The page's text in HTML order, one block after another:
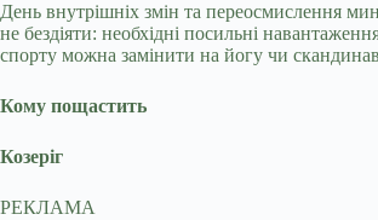
День внутрішніх змін та переосмислення
не бездіяти: необхідні посильні
спорту можна замінити на йогу чи
Кому пощастить
Козеріг
РЕКЛАМА